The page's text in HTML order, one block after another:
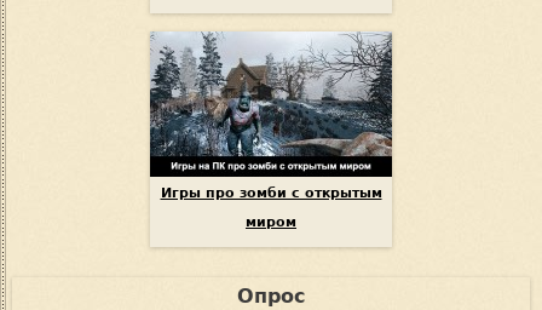
Игры про зомби с открытым
миром
Опрос